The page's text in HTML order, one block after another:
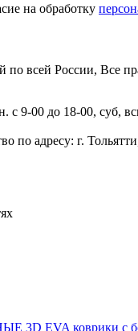
на обработку
по всей России, Все
с 9-00 до 18-00, суб,
по адресу: г.
EVA коврики с